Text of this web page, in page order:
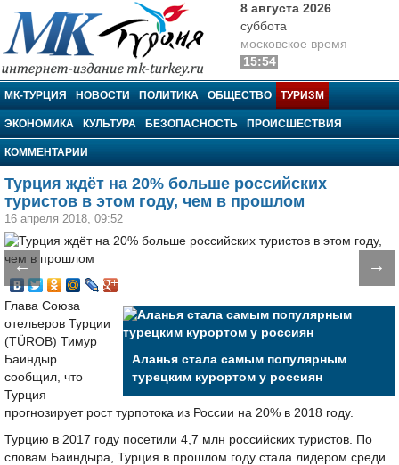
МК-Турция
8 августа 2026
суббота
московское время
15:54
МК-ТУРЦИЯ НОВОСТИ ПОЛИТИКА ОБЩЕСТВО ТУРИЗМ
ЭКОНОМИКА КУЛЬТУРА БЕЗОПАСНОСТЬ ПРОИСШЕСТВИЯ
КОММЕНТАРИИ
Турция ждёт на 20% больше российских
туристов в этом году, чем в прошлом
16 апреля 2018, 09:52
← →
Аланья стала самым популярным
турецким курортом у россиян
Глава Союза
отельеров Турции
(TÜROB) Тимур
Баиндыр
сообщил, что
Турция
прогнозирует рост турпотока из России на 20% в 2018 году.
Турцию в 2017 году посетили 4,7 млн российских туристов. По
словам Баиндыра, Турция в прошлом году стала лидером среди